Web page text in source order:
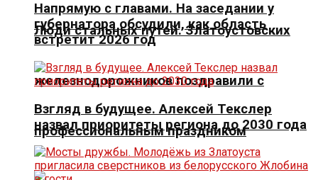
Люди стальных путей. Златоустовских
железнодорожников поздравили с
профессиональным праздником
Напрямую с главами. На заседании у
губернатора обсудили, как область
встретит 2026 год
Взгляд в будущее. Алексей Текслер
назвал приоритеты региона до 2030 года